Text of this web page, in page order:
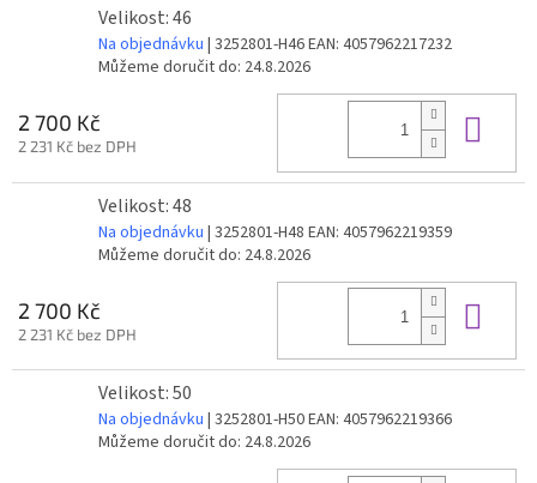
Velikost: 46
Na objednávku | 3252801-H46EAN: 4057962217232
Můžeme doručit do: 24.8.2026
2 700 Kč
2 231 Kč bez DPH
Velikost: 48
Na objednávku | 3252801-H48 EAN: 4057962219359
Můžeme doručit do: 24.8.2026
2 700 Kč
2 231 Kč bez DPH
Velikost: 50
Na objednávku | 3252801-H50EAN: 4057962219366
Můžeme doručit do: 24.8.2026